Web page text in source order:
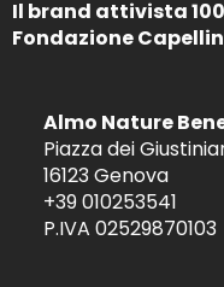
Il brand attivista
Fondazione
Almo Nature
Piazza dei
16123 Genova
+39 010253541
P.IVA 02529870103